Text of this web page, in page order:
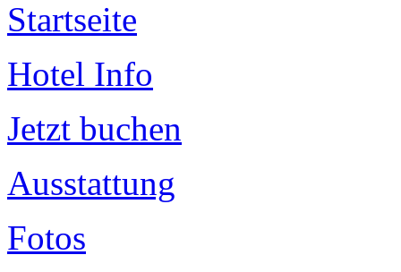
Startseite
Hotel Info
Jetzt buchen
Ausstattung
Fotos